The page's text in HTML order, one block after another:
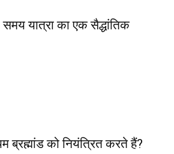
यात्रा का एक सैद्धांतिक
ब्रह्मांड को नियंत्रित करते हैं?